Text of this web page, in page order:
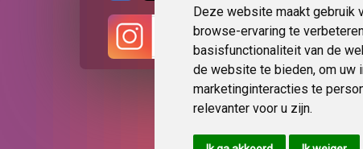
Deze website maakt gebruik
browse-ervaring te
basisfunctionaliteit van de
de website te bieden, om uw
marketinginteracties te
relevanter voor u zijn.